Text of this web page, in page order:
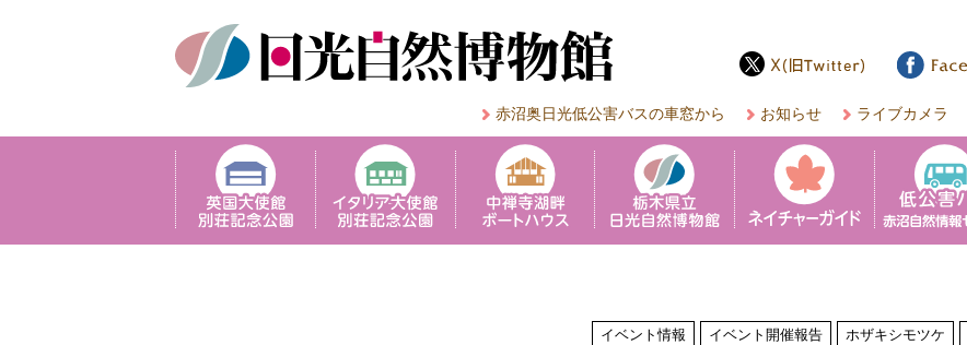
赤沼奥日光低公害バスの車窓から お知らせ ライブカメラ
イベント情報 イベント開催報告 ホザキシモツケ